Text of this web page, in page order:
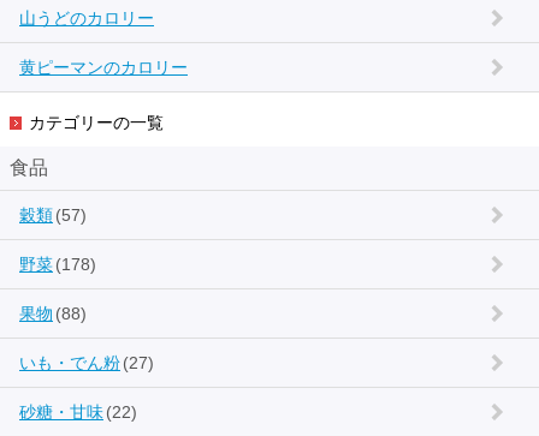
山うどのカロリー
黄ピーマンのカロリー
カテゴリーの一覧
食品
穀類(57)
野菜(178)
果物 (88)
いも・でん粉(27)
砂糖・甘味(22)